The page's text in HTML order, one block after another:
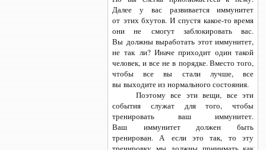
Далее у вас развивается иммунитет
от этих бхутов. И спустя какое-то время
они не смогут заблокировать вас.
Вы должны выработать этот иммунитет,
не так ли? Иначе приходит один такой
человек, и все не в порядке. Вместо того,
чтобы все вы стали лучше, все
вы выходите из нормального состояния.
Поэтому все эти вещи, все эти
события служат для того, чтобы
тренировать ваш иммунитет.
Ваш иммунитет должен быть
тренирован. А если это так, то эту